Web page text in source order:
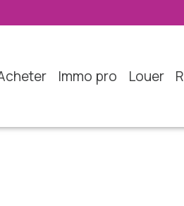
acheter immo pro louer